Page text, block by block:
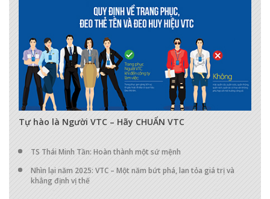
Tự hào là Người VTC – Hãy CHUẨN VTC
TS Thái Minh Tần: Hoàn thành một sứ mệnh
Nhìn lại năm 2025: VTC – Một năm bứt phá, lan tỏa giá trị và
khẳng định vị thế